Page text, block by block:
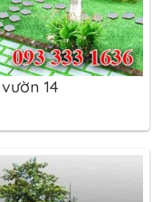
14